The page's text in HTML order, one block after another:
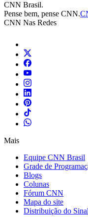
CNN Brasil.
Pense bem, pense CNN.
CNN Nas Redes
Mais
Equipe CNN Brasil
Grade de
Blogs
Colunas
Fórum CNN
Mapa do site
Distribuição do Sinal